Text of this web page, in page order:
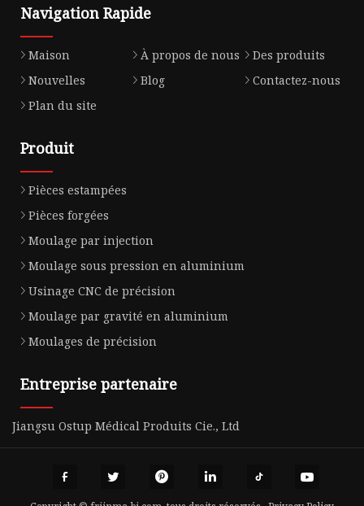
Navigation Rapide
Maison À propos de nous
Des produits
Nouvelles
Blog
Contactez-nous
Plan du site
Produit
Pièces estampées
Pièces forgées
Moulage par injection
Moulage sous pression en aluminium
Usinage CNC de précision
Moulage par gravité en aluminium
Moulages de précision
Entreprise partenaire
Jiangsu Ostup Médical Produits Cie., Ltd